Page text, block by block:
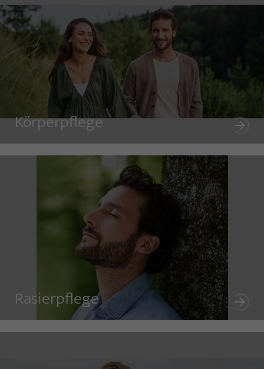
Körperpflege
Rasierpflege